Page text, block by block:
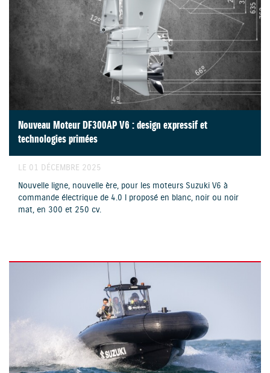
Nouveau Moteur DF300AP V6 : design expressif et
technologies primées
LE 01 DÉCEMBRE 2025
Nouvelle ligne, nouvelle ère, pour les moteurs Suzuki V6 à
commande électrique de 4.0 l proposé en blanc, noir ou noir
mat, en 300 et 250 cv.